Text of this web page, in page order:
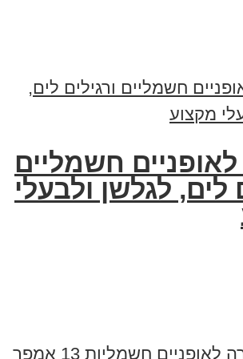
חשמליים
לים, לגלשן ולבעלי